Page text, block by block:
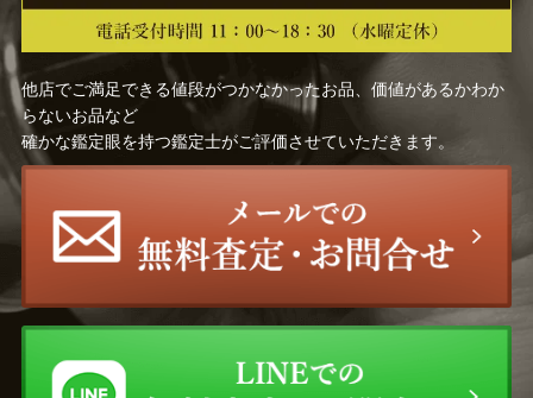
他店でご満足できる値段がつかなかったお品、価値があるかわか
らないお品など
確かな鑑定眼を持つ鑑定士がご評価させていただきます。